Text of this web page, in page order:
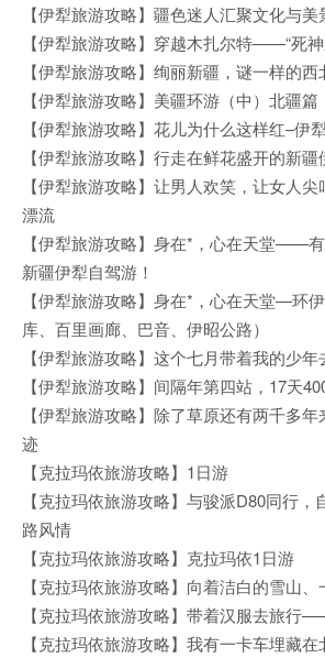
【伊犁旅游攻略】疆色迷人汇聚文化与美
【伊犁旅游攻略】穿越木扎尔特——“死
【伊犁旅游攻略】绚丽新疆，谜一样的西
【伊犁旅游攻略】美疆环游（中）北疆篇
【伊犁旅游攻略】花儿为什么这样红–伊犁
【伊犁旅游攻略】行走在鲜花盛开的新疆
【伊犁旅游攻略】让男人欢笑，让女人
漂流
【伊犁旅游攻略】身在*，心在天堂——
新疆伊犁自驾游！
【伊犁旅游攻略】身在*，心在天堂—环
库、百里画廊、巴音、伊昭公路）
【伊犁旅游攻略】这个七月带着我的少
【伊犁旅游攻略】间隔年第四站，17天
【伊犁旅游攻略】除了草原还有两千多
迹
【克拉玛依旅游攻略】1日游
【克拉玛依旅游攻略】与骏派D80同行
路风情
【克拉玛依旅游攻略】克拉玛依1日游
【克拉玛依旅游攻略】向着洁白的雪山
【克拉玛依旅游攻略】带着汉服去旅行
【克拉玛依旅游攻略】我有一卡车埋藏